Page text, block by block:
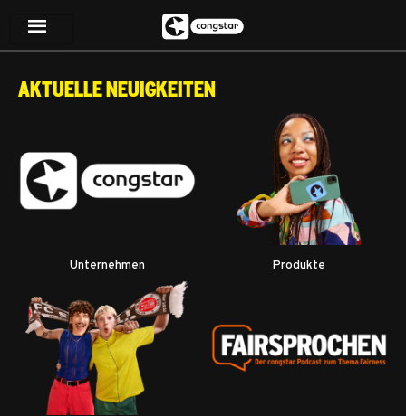
Aktuelle Neuigkeiten
Unternehmen Produkte